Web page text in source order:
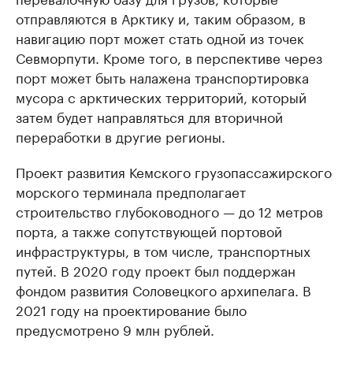
отправляются в Арктику и, таким образом, в
навигацию порт может стать одной из точек
Севморпути. Кроме того, в перспективе через
порт может быть налажена транспортировка
мусора с арктических территорий, который
затем будет направляться для вторичной
переработки в другие регионы.
Проект развития Кемского грузопассажирского
морского терминала предполагает
строительство глубоководного — до 12 метров
порта, а также сопутствующей портовой
инфраструктуры, в том числе, транспортных
путей. В 2020 году проект был поддержан
фондом развития Соловецкого архипелага. В
2021 году на проектирование было
предусмотрено 9 млн рублей.